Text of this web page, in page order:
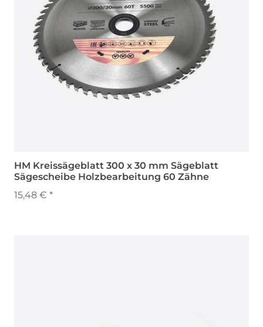
HM Kreissägeblatt 300 x 30 mm Sägeblatt
Sägescheibe Holzbearbeitung 60 Zähne
15,48 € *